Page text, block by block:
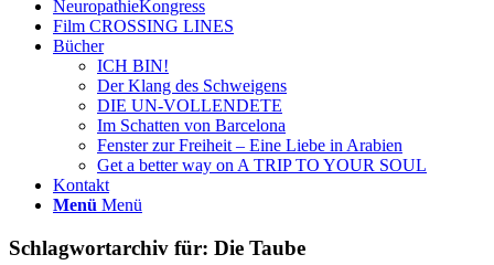
NeuropathieKongress
Film CROSSING LINES
Bücher
ICH BIN!
Der Klang des Schweigens
DIE UN-VOLLENDETE
Im Schatten von Barcelona
Fenster zur Freiheit – Eine Liebe in Arabien
Get a better way on A TRIP TO YOUR SOUL
Kontakt
Menü Menü
Schlagwortarchiv für: Die Taube